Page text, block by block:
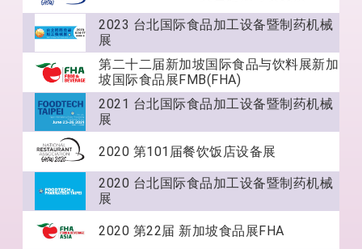
2023 台北国际食品加工设备暨制药机械
展
第二十二届新加坡国际食品与饮料展新加
坡国际食品展FMB(FHA)
2021 台北国际食品加工设备暨制药机械
展
2020 第101届餐饮饭店设备展
2020 台北国际食品加工设备暨制药机械
展
2020 第22届 新加坡食品展FHA